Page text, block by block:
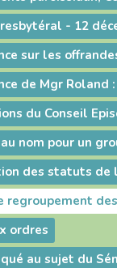
ordres